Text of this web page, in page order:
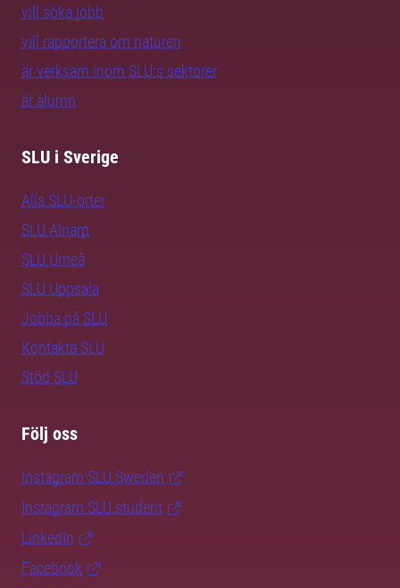
vill söka jobb
vill rapportera om naturen
är verksam inom SLU:s sektorer
är alumn
SLU i Sverige
Alla SLU-orter
SLU Alnarp
SLU Umeå
SLU Uppsala
Jobba på SLU
Kontakta SLU
Stöd SLU
Följ oss
Instagram SLU.Sweden
Instagram SLU.student
LinkedIn
Facebook